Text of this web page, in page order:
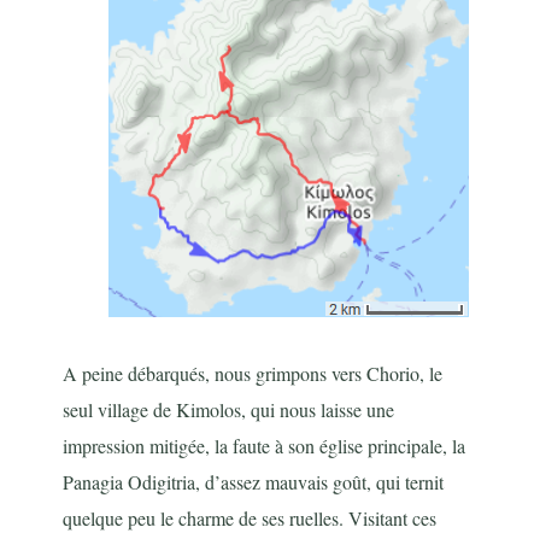
A peine débarqués, nous grimpons vers Chorio, le
seul village de Kimolos, qui nous laisse une
impression mitigée, la faute à son église principale, la
Panagia Odigitria, d’assez mauvais goût, qui ternit
quelque peu le charme de ses ruelles. Visitant ces